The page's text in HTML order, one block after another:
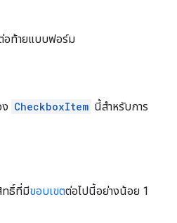
ต่อท้ายแบบฟอร์ม
ง CheckboxItem นี้สำหรับการ
ทธิ์ที่มีขอบเขตต่อไปนี้อย่างน้อย 1